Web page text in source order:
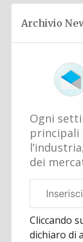
Archivio
Ogni
principali
dei
aziendale
Cliccando
dichiaro di